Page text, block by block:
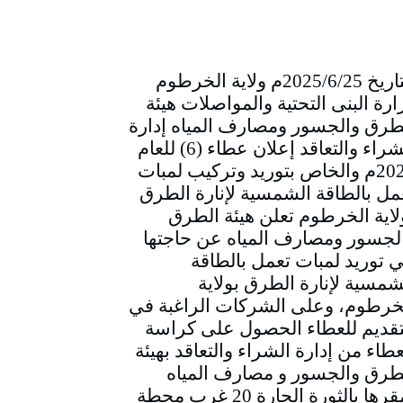
التاريخ 2025/6/25م ولاية الخرطوم
البنى التحتية والمواصلات هيئة
والجسور ومصارف المياه إدارة
الشراء والتعاقد إعلان عطاء (6) للعام
2025م والخاص بتوريد وتركيب لمبات
بالطاقة الشمسية لإنارة الطرق
الخرطوم تعلن هيئة الطرق
ومصارف المياه عن حاجتها
توريد لمبات تعمل بالطاقة
لإنارة الطرق بولاية
وعلى الشركات الراغبة في
للعطاء الحصول على كراسة
من إدارة الشراء والتعاقد بهيئة
والجسور و مصارف المياه
بمقرها بالثورة الحارة 20 غرب محطة